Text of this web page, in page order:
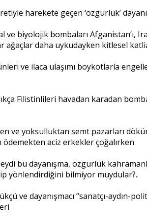
harekete geçen ‘özgürlük’
ve biyolojik bombaları Afganistan’ı,
ağaçlar daha uykudayken kitlesel
ve ilaca ulaşımı boykotlarla
Filistinlileri havadan karadan
ve yoksulluktan semt pazarları
ödemekten aciz erkekler çoğalırken
bu dayanışma, özgürlük
yönlendirdiğini bilmiyor muydular?..
ve dayanışmacı “sanatçı-aydın-